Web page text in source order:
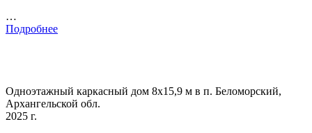
…
Подробнее
Одноэтажный каркасный дом 8х15,9 м в п. Беломорский,
Архангельской обл.
2025 г.